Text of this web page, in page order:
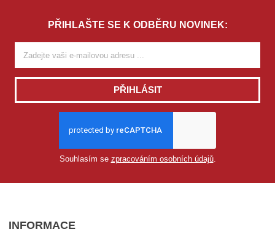
PŘIHLAŠTE SE K ODBĚRU NOVINEK:
PŘIHLÁSIT
Souhlasím se zpracováním osobních údajů.
INFORMACE